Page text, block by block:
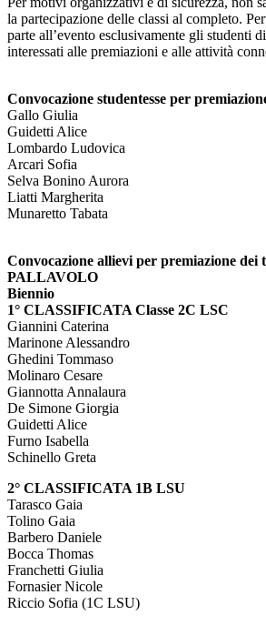
la partecipazione delle classi al completo.
parte all’evento esclusivamente gli studenti
interessati alle premiazioni e alle attività
Convocazione studentesse per
Gallo Giulia
Guidetti Alice
Lombardo Ludovica
Arcari Sofia
Selva Bonino Aurora
Liatti Margherita
Munaretto Tabata
Convocazione allievi per premiazione dei
PALLAVOLO
Biennio
1° CLASSIFICATA Classe 2C LSC
Giannini Caterina
Marinone Alessandro
Ghedini Tommaso
Molinaro Cesare
Giannotta Annalaura
De Simone Giorgia
Guidetti Alice
Furno Isabella
Schinello Greta
2° CLASSIFICATA 1B LSU
Tarasco Gaia
Tolino Gaia
Barbero Daniele
Bocca Thomas
Franchetti Giulia
Fornasier Nicole
Riccio Sofia (1C LSU)